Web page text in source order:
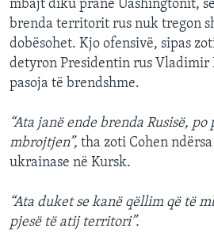
mbajt diku pranë Uashingtonit,
brenda territorit rus nuk tregon
dobësohet. Kjo ofensivë, sipas
detyron Presidentin rus Vladimir
pasoja të brendshme.
“Ata janë ende brenda Rusisë,
mbrojtjen”, tha zoti Cohen
ukrainase në Kursk.
“Ata duket se kanë qëllim që të
pjesë të atij territori”.